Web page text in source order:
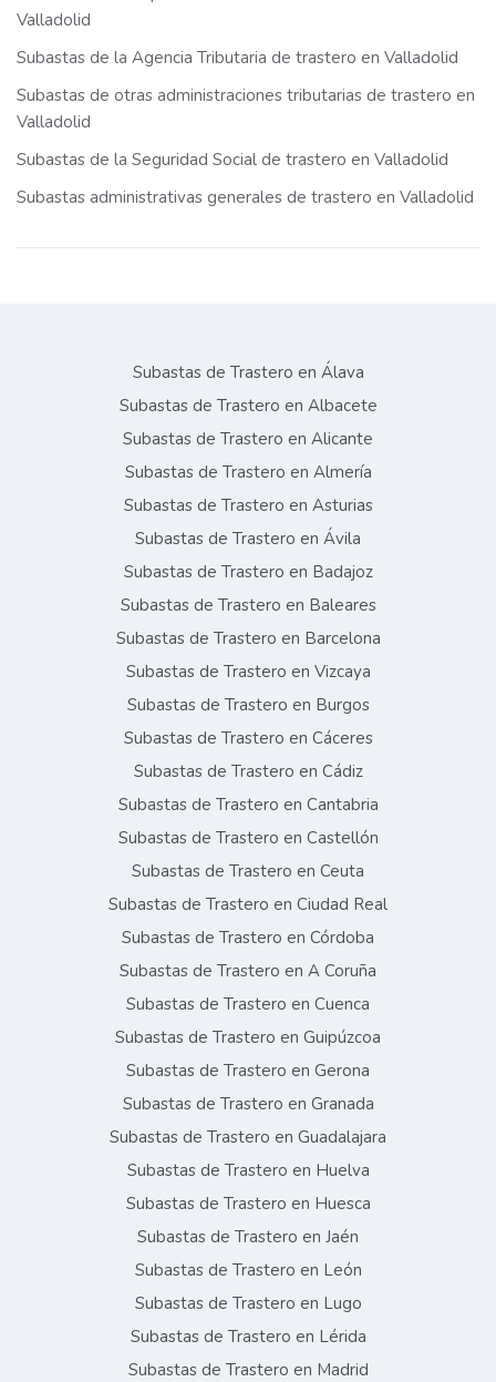
Valladolid
Subastas de la Agencia Tributaria de trastero en Valladolid
Subastas de otras administraciones tributarias de trastero en
Valladolid
Subastas de la Seguridad Social de trastero en Valladolid
Subastas administrativas generales de trastero en Valladolid
Subastas de Trastero en Álava
Subastas de Trastero en Albacete
Subastas de Trastero en Alicante
Subastas de Trastero en Almería
Subastas de Trastero en Asturias
Subastas de Trastero en Ávila
Subastas de Trastero en Badajoz
Subastas de Trastero en Baleares
Subastas de Trastero en Barcelona
Subastas de Trastero en Vizcaya
Subastas de Trastero en Burgos
Subastas de Trastero en Cáceres
Subastas de Trastero en Cádiz
Subastas de Trastero en Cantabria
Subastas de Trastero en Castellón
Subastas de Trastero en Ceuta
Subastas de Trastero en Ciudad Real
Subastas de Trastero en Córdoba
Subastas de Trastero en A Coruña
Subastas de Trastero en Cuenca
Subastas de Trastero en Guipúzcoa
Subastas de Trastero en Gerona
Subastas de Trastero en Granada
Subastas de Trastero en Guadalajara
Subastas de Trastero en Huelva
Subastas de Trastero en Huesca
Subastas de Trastero en Jaén
Subastas de Trastero en León
Subastas de Trastero en Lugo
Subastas de Trastero en Lérida
Subastas de Trastero en Madrid